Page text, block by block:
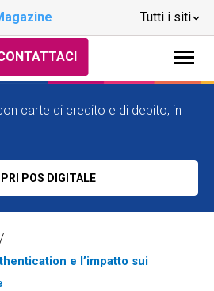
Tutti i siti
carte di credito e di debito, in
POS DIGITALE
e l’impatto sui